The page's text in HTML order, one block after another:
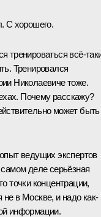
С хорошего.
тренироваться всё-
Тренировался
Николаевиче тоже.
Почему расскажу?
может быть
ведущих экспертов
деле серьёзная
точки концентрации,
не в Москве, и надо как-
информации.